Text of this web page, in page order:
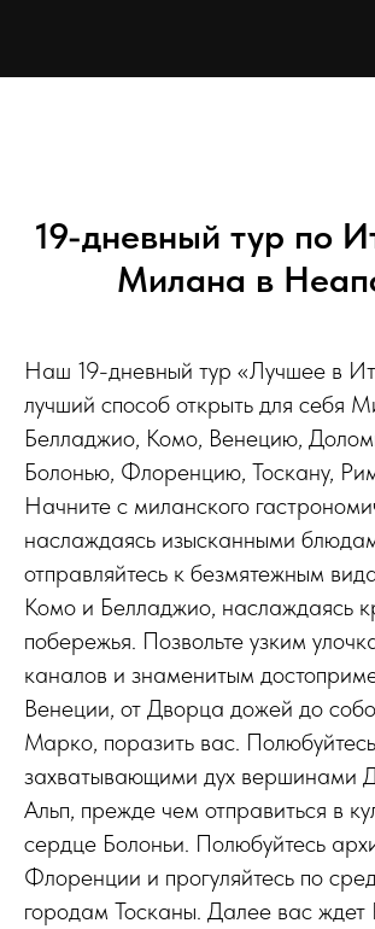
19-дневный тур по
Милана в
Наш 19-дневный тур «Лучшее в
лучший способ открыть для себя
Белладжио, Комо, Венецию,
Болонью, Флоренцию, Тоскану,
Начните с миланского
наслаждаясь изысканными
отправляйтесь к безмятежным
Комо и Белладжио, наслаждаясь
побережья. Позвольте узким
каналов и знаменитым
Венеции, от Дворца дожей до
Марко, поразить вас. Полюбуйтесь
захватывающими дух вершинами
Альп, прежде чем отправиться в
сердце Болоньи. Полюбуйтесь
Флоренции и прогуляйтесь по
городам Тосканы. Далее вас ждет